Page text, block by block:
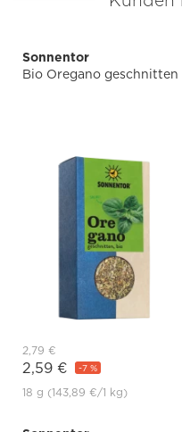
Sonnentor
Bio Oregano geschnitten
2,79 €
2,59 € -7 %
18 g (143,89 €/1 kg)